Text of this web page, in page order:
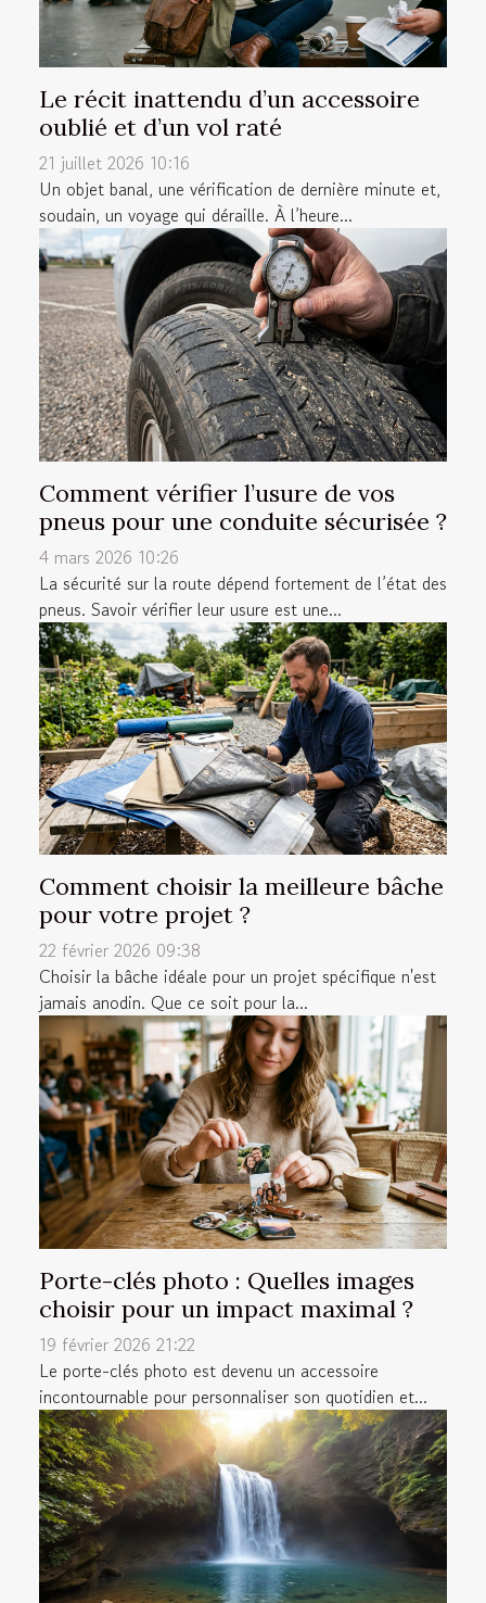
Le récit inattendu d’un accessoire
oublié et d’un vol raté
21 juillet 2026 10:16
Un objet banal, une vérification de dernière minute et,
soudain, un voyage qui déraille. À l’heure...
Comment vérifier l’usure de vos
pneus pour une conduite sécurisée ?
4 mars 2026 10:26
La sécurité sur la route dépend fortement de l’état des
pneus. Savoir vérifier leur usure est une...
Comment choisir la meilleure bâche
pour votre projet ?
22 février 2026 09:38
Choisir la bâche idéale pour un projet spécifique n'est
jamais anodin. Que ce soit pour la...
Porte-clés photo : Quelles images
choisir pour un impact maximal ?
19 février 2026 21:22
Le porte-clés photo est devenu un accessoire
incontournable pour personnaliser son quotidien et...